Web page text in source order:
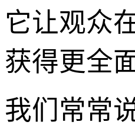
它让观众
获得更全
我们常常